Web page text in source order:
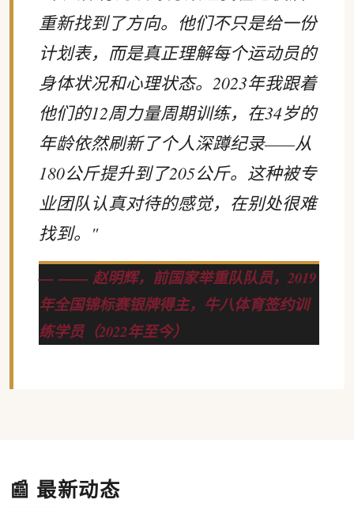
重新找到了方向。他们不只是给一份
计划表，而是真正理解每个运动员的
身体状况和心理状态。2023年我跟着
他们的12周力量周期训练，在34岁的
年龄依然刷新了个人深蹲纪录——从
180公斤提升到了205公斤。这种被专
业团队认真对待的感觉，在别处很难
找到。"
—— 赵明辉，前国家举重队队员，2019
年全国锦标赛银牌得主，牛八体育签约训
练学员（2022年至今）
📰 最新动态